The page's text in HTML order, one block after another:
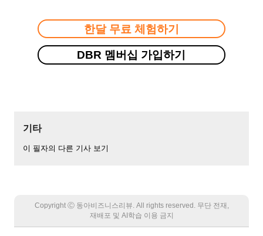
한달 무료 체험하기
DBR 멤버십 가입하기
기타
이 필자의 다른 기사 보기
Copyright Ⓒ 동아비즈니스리뷰. All rights reserved. 무단 전재,
재배포 및 AI학습 이용 금지